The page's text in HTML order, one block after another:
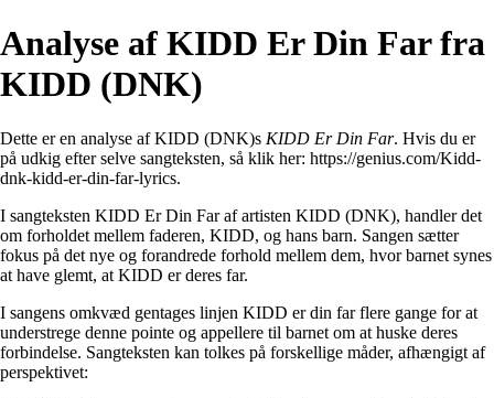
Analyse af KIDD Er Din Far fra
KIDD (DNK)
Dette er en analyse af KIDD (DNK)s KIDD Er Din Far. Hvis du er
på udkig efter selve sangteksten, så klik her: https://genius.com/Kidd-
dnk-kidd-er-din-far-lyrics.
I sangteksten KIDD Er Din Far af artisten KIDD (DNK), handler det
om forholdet mellem faderen, KIDD, og hans barn. Sangen sætter
fokus på det nye og forandrede forhold mellem dem, hvor barnet synes
at have glemt, at KIDD er deres far.
I sangens omkvæd gentages linjen KIDD er din far flere gange for at
understrege denne pointe og appellere til barnet om at huske deres
forbindelse. Sangteksten kan tolkes på forskellige måder, afhængigt af
perspektivet: